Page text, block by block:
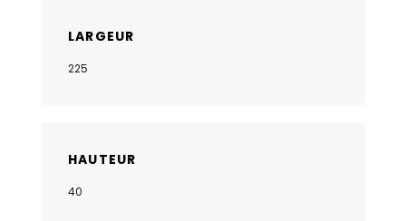
LARGEUR
225
HAUTEUR
40